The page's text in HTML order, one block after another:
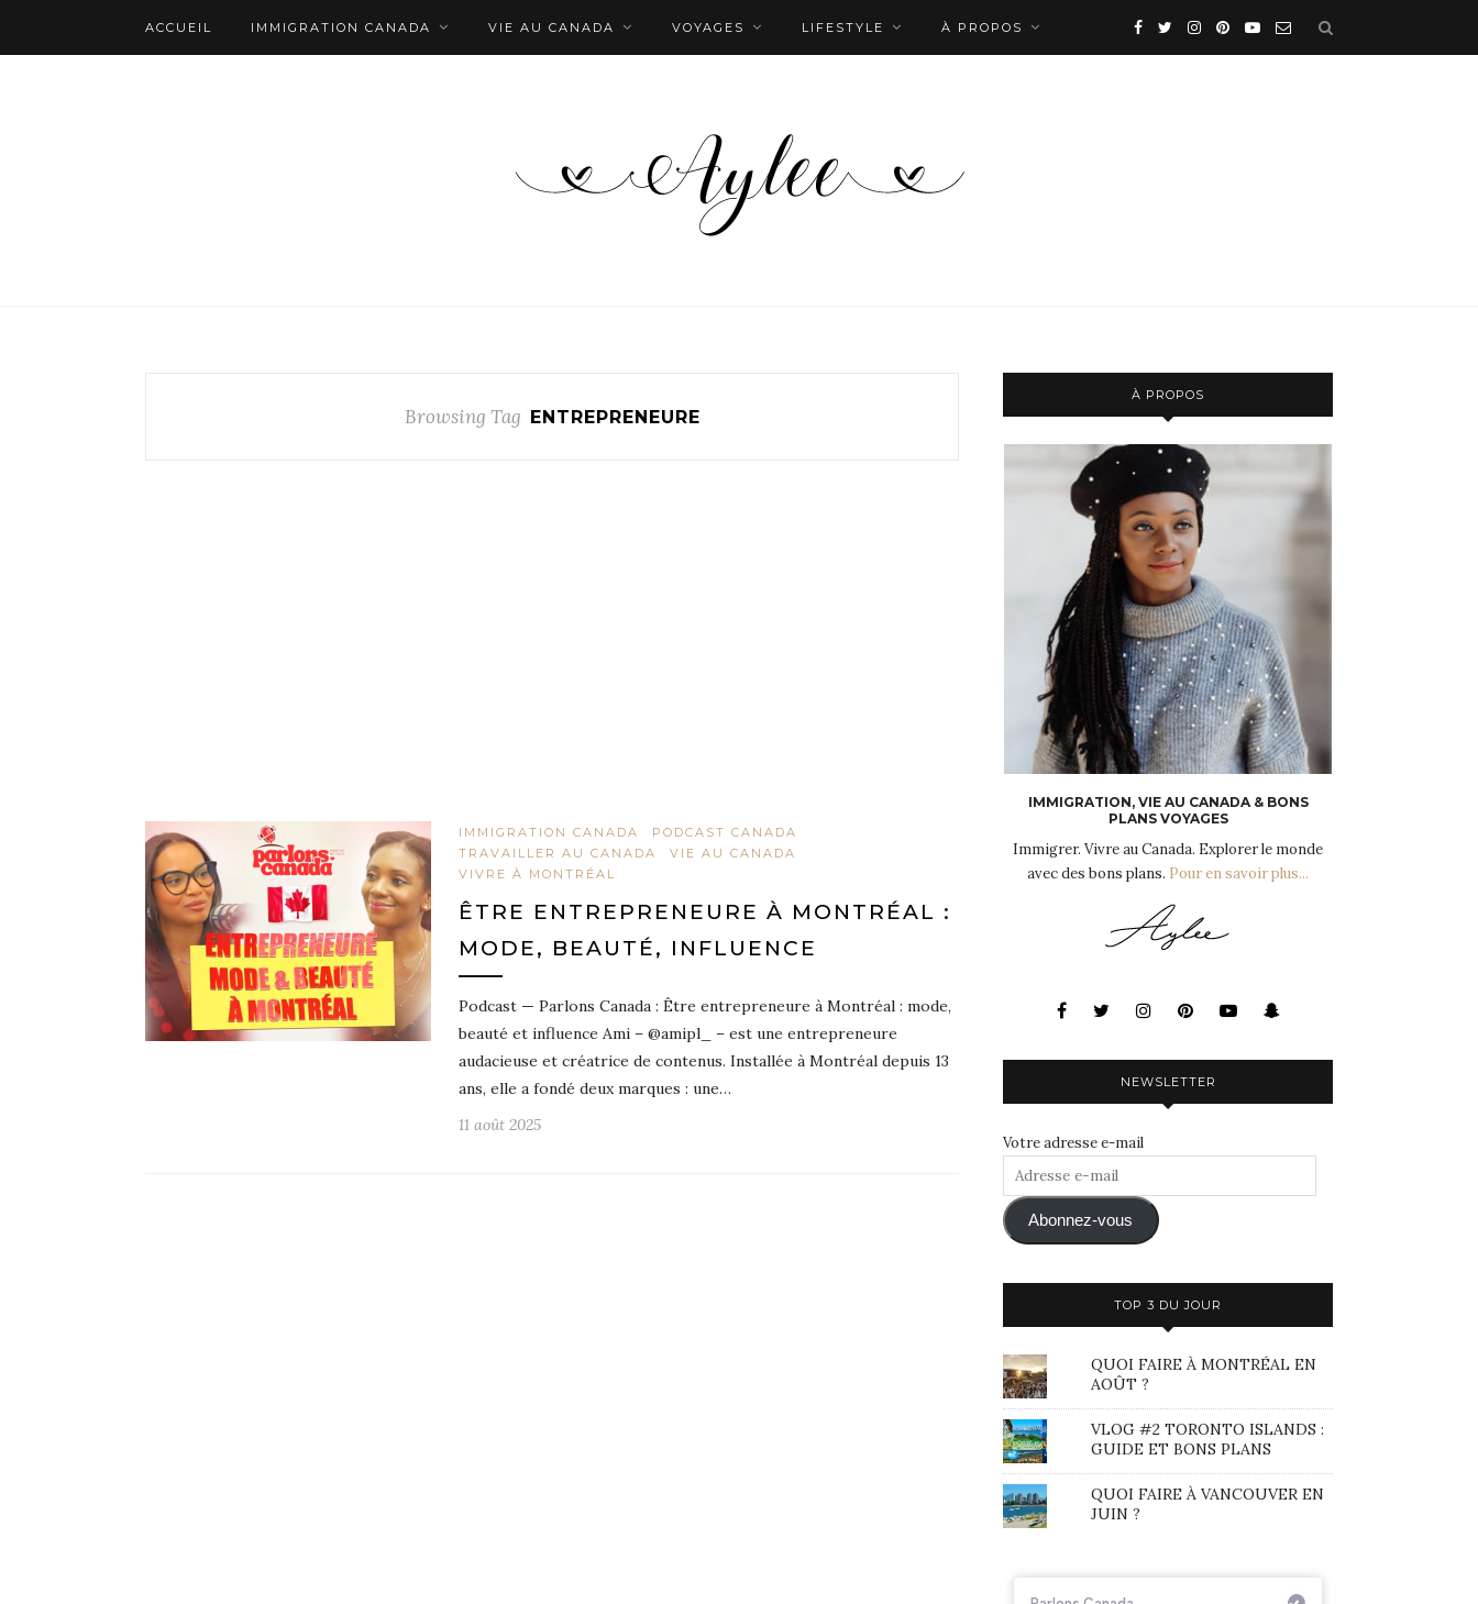
ACCUEIL IMMIGRATION CANADA VIE AU CANADA VOYAGES LIFESTYLE À PROPOS
Browsing Tag ENTREPRENEURE
IMMIGRATION CANADA
PODCAST CANADA
TRAVAILLER AU CANADA
VIE AU CANADA
VIVRE À MONTRÉAL
ÊTRE ENTREPRENEURE À MONTRÉAL :
MODE, BEAUTÉ, INFLUENCE
Podcast — Parlons Canada : Être entrepreneure à Montréal : mode,
beauté et influence Ami – @amipl_ – est une entrepreneure
audacieuse et créatrice de contenus. Installée à Montréal depuis 13
ans, elle a fondé deux marques : une…
11 août 2025
À PROPOS
IMMIGRATION, VIE AU CANADA & BONS
PLANS VOYAGES
Immigrer. Vivre au Canada. Explorer le monde
avec des bons plans. Pour en savoir plus...
NEWSLETTER
Votre adresse e-mail
Adresse
mail Abonnez-vous
TOP 3 DU JOUR
QUOI FAIRE À MONTRÉAL EN
AOÛT ?
VLOG #2 TORONTO ISLANDS :
GUIDE ET BONS PLANS
QUOI FAIRE À VANCOUVER EN
JUIN ?